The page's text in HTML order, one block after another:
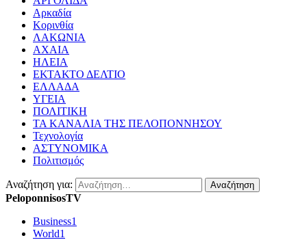
Αρκαδία
Κορινθία
ΛΑΚΩΝΙΑ
ΑΧΑΙΑ
ΗΛΕΙΑ
ΕΚΤΑΚΤΟ ΔΕΛΤΙΟ
ΕΛΛΑΔΑ
ΥΓΕΙΑ
ΠΟΛΙΤΙΚΗ
ΤΑ ΚΑΝΑΛΙΑ ΤΗΣ ΠΕΛΟΠΟΝΝΗΣΟΥ
Τεχνολογία
ΑΣΤΥΝΟΜΙΚΑ
Πολιτισμός
Αναζήτηση για:
PeloponnisosTV
Business1
World1